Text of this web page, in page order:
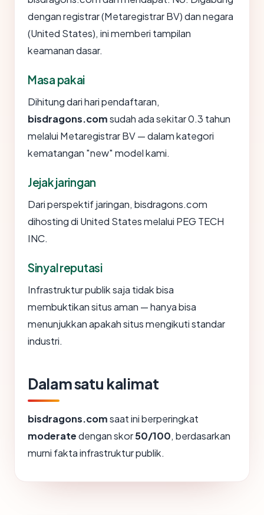
dengan registrar (Metaregistrar BV) dan negara
(United States), ini memberi tampilan
keamanan dasar.
Masa pakai
Dihitung dari hari pendaftaran,
bisdragons.comsudah ada sekitar 0.3 tahun
melalui Metaregistrar BV — dalam kategori
kematangan "new" model kami.
Jejak jaringan
Dari perspektif jaringan, bisdragons.com
dihosting di United States melalui PEG TECH
INC.
Sinyal reputasi
Infrastruktur publik saja tidak bisa
membuktikan situs aman — hanya bisa
menunjukkan apakah situs mengikuti standar
industri.
Dalam satu kalimat
bisdragons.comsaat ini berperingkat
moderatedengan skor50/100, berdasarkan
murni fakta infrastruktur publik.